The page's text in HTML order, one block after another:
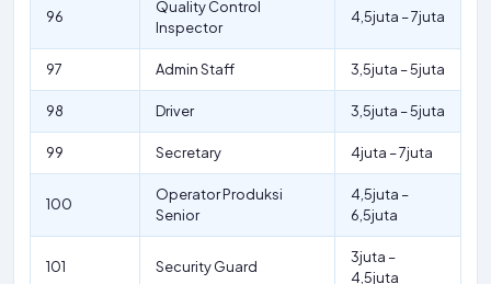
96
Quality Control
Inspector
4,5juta – 7juta
97 Admin Staff 3,5juta – 5juta
98 Driver 3,5juta – 5juta
99 Secretary 4juta – 7juta
100
Operator Produksi
Senior
4,5juta –
6,5juta
101 Security Guard
3juta –
4,5juta